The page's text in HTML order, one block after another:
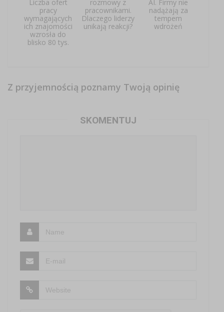
Liczba ofert
pracy
wymagających
ich znajomości
wzrosła do
blisko 80 tys.
rozmowy z
pracownikami.
Dlaczego liderzy
unikają reakcji?
AI. Firmy nie
nadążają za
tempem
wdrożeń
Z przyjemnością poznamy Twoją opinię
SKOMENTUJ